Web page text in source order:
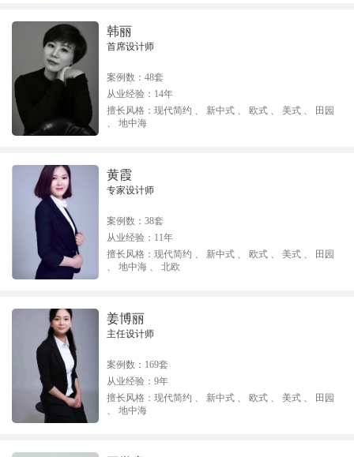
韩丽
首席设计师
案例数： 48套
从业经验： 14年
擅长风格： 现代简约 、 新中式 、 欧式 、 美式 、 田园
、 地中海
黄霞
专家设计师
案例数： 38套
从业经验： 11年
擅长风格： 现代简约 、 新中式 、 欧式 、 美式 、 田园
、 地中海 、 北欧
姜博丽
主任设计师
案例数： 169套
从业经验： 9年
擅长风格： 现代简约 、 新中式 、 欧式 、 美式 、 田园
、 地中海